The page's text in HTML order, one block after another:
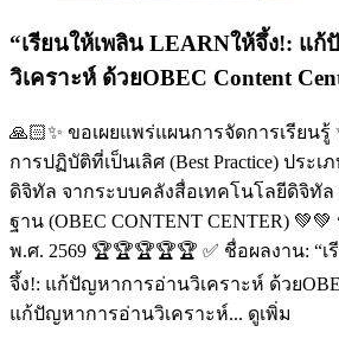
“เรียนให้เพลิน LEARNให้จึ้ง!: แ
วิเคราะห์ ด้วยOBEC Content
🙏🏻✨ ขอเผยแพร่แผนการจัดการเรียนรู้
การปฏิบัติที่เป็นเลิศ (Best Practice) ประ
ดิจิทัล จากระบบคลังสื่อเทคโนโลยีดิจิทั
ฐาน (OBEC CONTENT CENTER)
พ.ศ. 2569 🏆🏆🏆🏆🏆 ✅ ชื่อผลงาน: “เ
จึ้ง!: แก้ปัญหาการอ่านวิเคราะห์ ด้วย
แก้ปัญหาการอ่านวิเคราะห์... ดูเพิ่ม